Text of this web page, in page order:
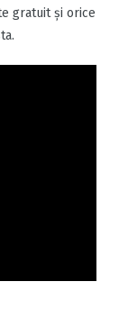
gratuit şi orice